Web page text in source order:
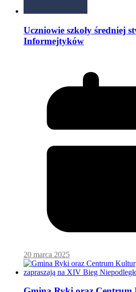
Uczniowie szkoły średniej
Informejtyków
20 marca 2025